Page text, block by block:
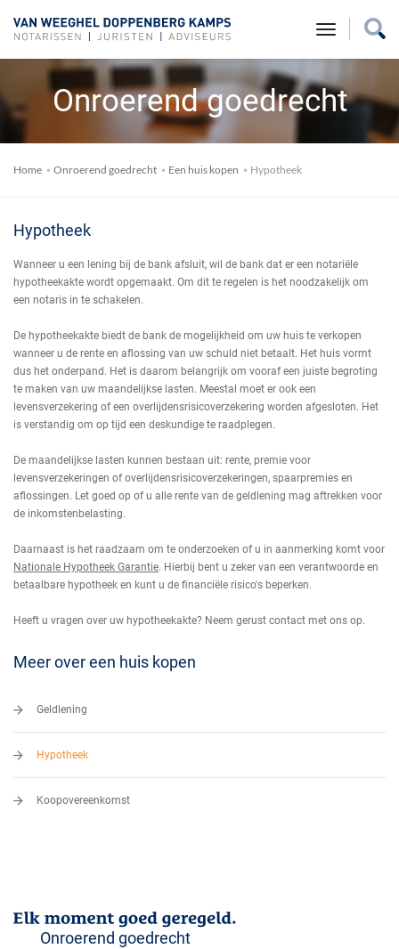
toggle
Onroerend goedrecht
Home Onroerend goedrecht Een huis kopen Hypotheek
Hypotheek
Wanneer u een lening bij de bank afsluit, wil de bank dat er een notariële
hypotheekakte wordt opgemaakt. Om dit te regelen is het noodzakelijk om
een notaris in te schakelen.
De hypotheekakte biedt de bank de mogelijkheid om uw huis te verkopen
wanneer u de rente en aflossing van uw schuld niet betaalt. Het huis vormt
dus het onderpand. Het is daarom belangrijk om vooraf een juiste begroting
te maken van uw maandelijkse lasten. Meestal moet er ook een
levensverzekering of een overlijdensrisicoverzekering worden afgesloten. Het
is verstandig om op tijd een deskundige te raadplegen.
De maandelijkse lasten kunnen bestaan uit: rente, premie voor
levensverzekeringen of overlijdensrisicoverzekeringen, spaarpremies en
aflossingen. Let goed op of u alle rente van de geldlening mag aftrekken voor
de inkomstenbelasting.
Daarnaast is het raadzaam om te onderzoeken of u in aanmerking komt voor
Nationale Hypotheek Garantie. Hierbij bent u zeker van een verantwoorde en
betaalbare hypotheek en kunt u de financiële risico's beperken.
Heeft u vragen over uw hypotheekakte? Neem gerust contact met ons op.
Meer over een huis kopen
Geldlening
Hypotheek
Koopovereenkomst
Onroerend goedrecht